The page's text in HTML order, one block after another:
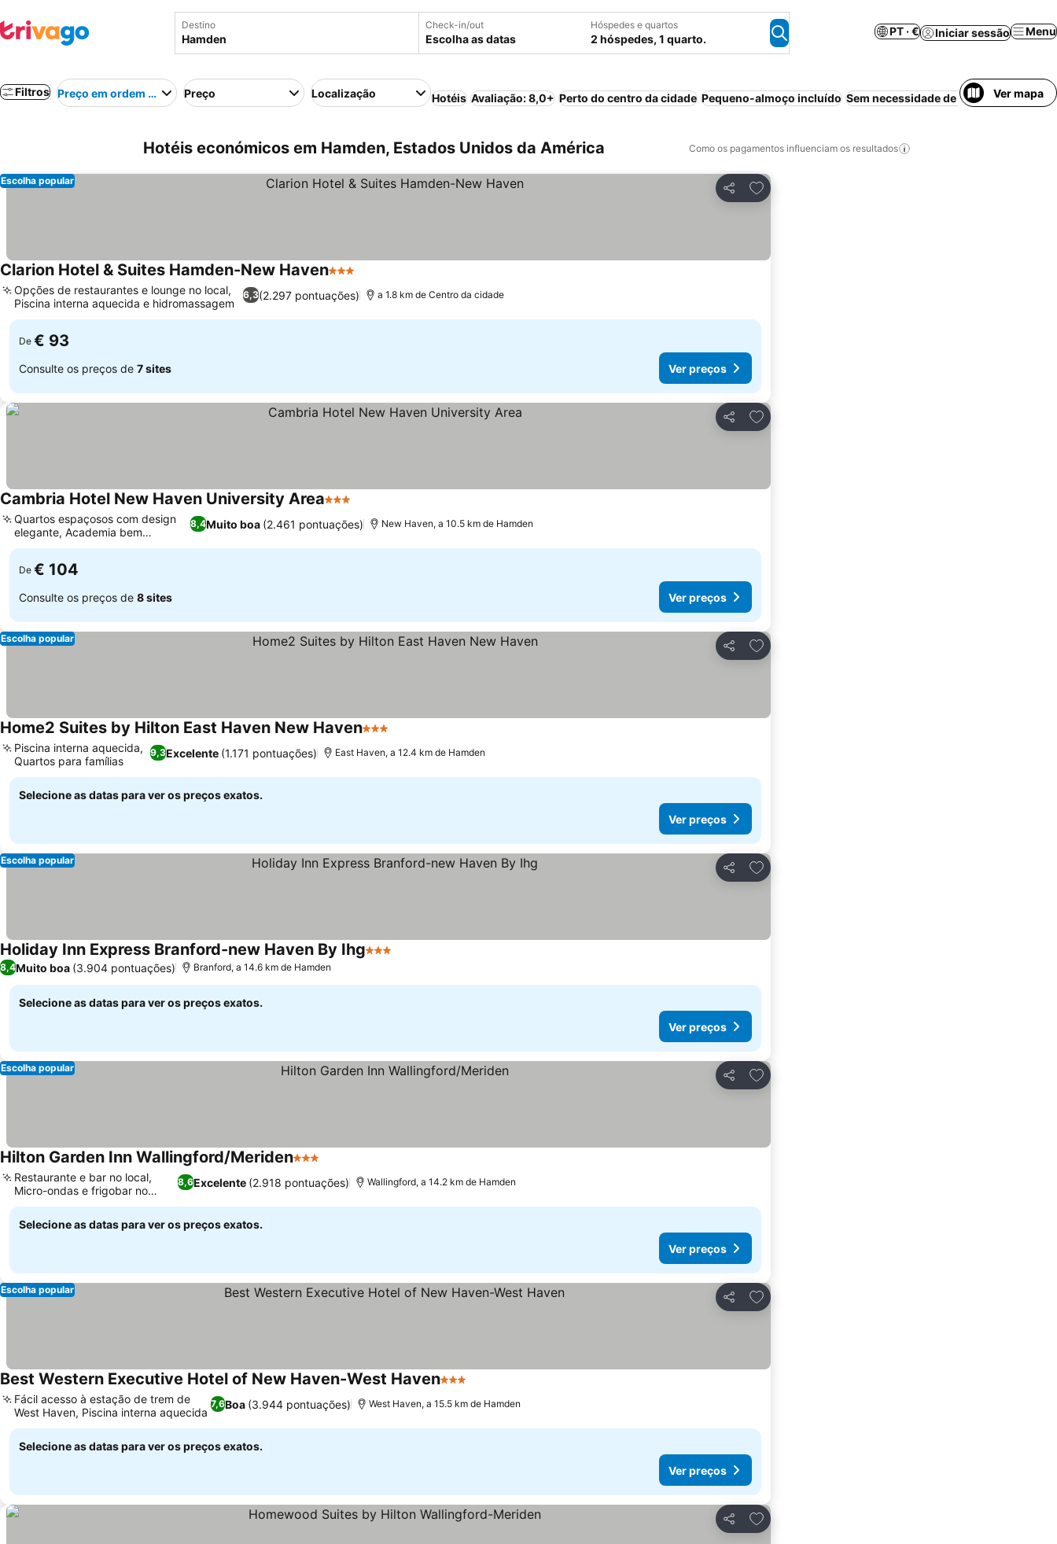
Destino Check-in/out
Escolha as datas
Hóspedes e quartos
2 hóspedes, 1 quarto.
PT · € Iniciar sessão Menu
Filtros Preço em ordem crescentePreço Localização Hotéis Avaliação: 8,0+ Perto do centro da cidade Pequeno-almoço incluído Sem necessidade de pré-pagamento
Ver mapa
Hotéis económicos em Hamden, Estados Unidos da América Como os pagamentos influenciam os resultados
Partilhar
Adicionar aos favoritos
Escolha popular
Clarion Hotel & Suites Hamden-New Haven3 Estrelas
6,3(2.297 pontuações)
Opções de restaurantes e lounge no local,
Piscina interna aquecida e hidromassagem
a 1.8 km de Centro da cidade
De € 93
Consulte os preços de 7 sites Ver preços
Partilhar
Adicionar aos favoritos
Cambria Hotel New Haven University Area3 Estrelas
8,4Muito boa (2.461 pontuações)
Quartos espaçosos com design
elegante, Academia bem
equipada
New Haven, a 10.5 km de Hamden
De € 104
Consulte os preços de 8 sites Ver preços
Partilhar
Adicionar aos favoritos
Escolha popular
Home2 Suites by Hilton East Haven New Haven3 Estrelas
9,3Excelente (1.171 pontuações)
Piscina interna aquecida,
Quartos para famílias
East Haven, a 12.4 km de Hamden
Selecione as datas para ver os preços exatos.
Ver preços
Partilhar
Adicionar aos favoritos
Escolha popular
Holiday Inn Express Branford-new Haven By Ihg3 Estrelas
8,4Muito boa (3.904 pontuações) Branford, a 14.6 km de Hamden
Selecione as datas para ver os preços exatos.
Ver preços
Partilhar
Adicionar aos favoritos
Escolha popular
Hilton Garden Inn Wallingford/Meriden3 Estrelas
8,6Excelente (2.918 pontuações)
Restaurante e bar no local,
Micro-ondas e frigobar no
quarto
Wallingford, a 14.2 km de Hamden
Selecione as datas para ver os preços exatos.
Ver preços
Partilhar
Adicionar aos favoritos
Escolha popular
Best Western Executive Hotel of New Haven-West Haven3 Estrelas
7,6Boa (3.944 pontuações)
Fácil acesso à estação de trem de
West Haven, Piscina interna aquecida
West Haven, a 15.5 km de Hamden
Selecione as datas para ver os preços exatos.
Ver preços
Partilhar
Adicionar aos favoritos